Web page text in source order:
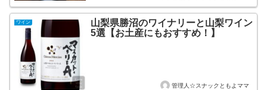
ワイン
山梨県勝沼のワイナリーと山梨ワイン
5選【お土産にもおすすめ！】
管理人☆スナックともよママ